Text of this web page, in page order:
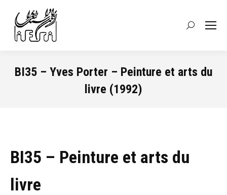
Recherche
BI35 – Yves Porter – Peinture et arts du
livre (1992)
BI35 – Peinture et arts du
livre